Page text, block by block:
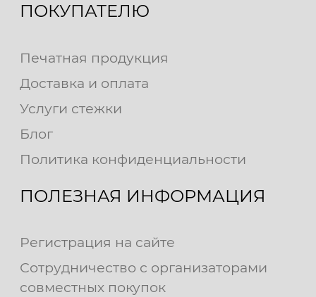
ПОКУПАТЕЛЮ
Печатная продукция
Доставка и оплата
Услуги стежки
Блог
Политика конфиденциальности
ПОЛЕЗНАЯ ИНФОРМАЦИЯ
Регистрация на сайте
Сотрудничество с организаторами
совместных покупок